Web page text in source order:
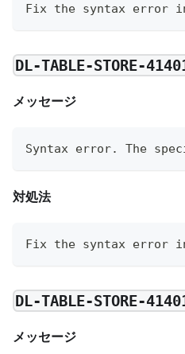
Fix the syntax error
DL-TABLE-STORE-
メッセージ
Syntax error. The
対処法
Fix the syntax error
DL-TABLE-STORE-
メッセージ